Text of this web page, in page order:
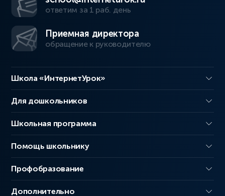
ответим за 1 раб. день
Приемная директора
обращение к руководителю
Школа «ИнтернетУрок»
Для дошкольников
Школьная программа
Помощь школьнику
Профобразование
Дополнительно